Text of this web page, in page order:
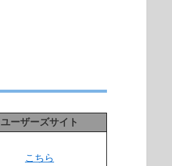
ユーザーズサイト
こちら